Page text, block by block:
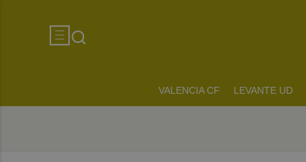
VALENCIA CF LEVANTE UD